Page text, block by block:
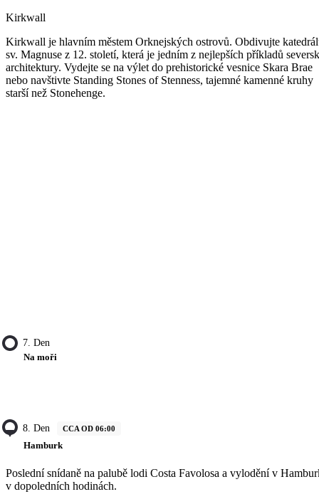
Kirkwall
Kirkwall je hlavním městem Orknejských ostrovů. Obdivujte
sv. Magnuse z 12. století, která je jedním z nejlepších příkladů
architektury. Vydejte se na výlet do prehistorické vesnice Skara Brae
nebo navštivte Standing Stones of Stenness, tajemné kamenné kruhy
starší než Stonehenge.
7. Den
Na moři
8. Den CCA OD 06:00
Hamburk
Poslední snídaně na palubě lodi Costa Favolosa a vylodění v
v dopoledních hodinách.